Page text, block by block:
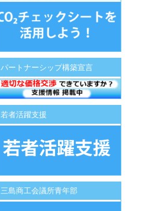
パートナーシップ構築宣言
若者活躍支援
三島商工会議所青年部